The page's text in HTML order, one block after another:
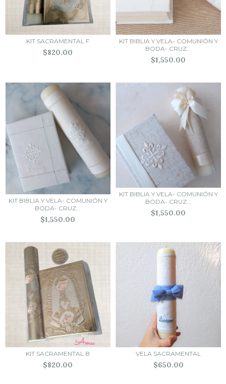
KIT SACRAMENTAL F
$820.00
KIT BIBLIA Y VELA- COMUNIÓN Y
BODA- CRUZ...
$1,550.00
KIT BIBLIA Y VELA- COMUNIÓN Y
BODA- CRUZ...
$1,550.00
KIT BIBLIA Y VELA- COMUNIÓN Y
BODA- CRUZ...
$1,550.00
KIT SACRAMENTAL B
$820.00
VELA SACRAMENTAL
$650.00